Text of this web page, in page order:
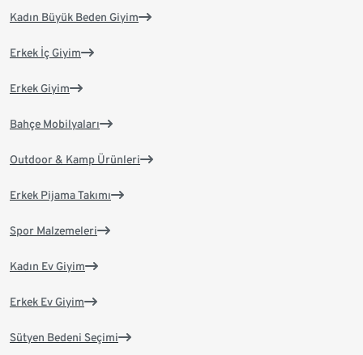
Kadın Büyük Beden Giyim
Erkek İç Giyim
Erkek Giyim
Bahçe Mobilyaları
Outdoor & Kamp Ürünleri
Erkek Pijama Takımı
Spor Malzemeleri
Kadın Ev Giyim
Erkek Ev Giyim
Sütyen Bedeni Seçimi